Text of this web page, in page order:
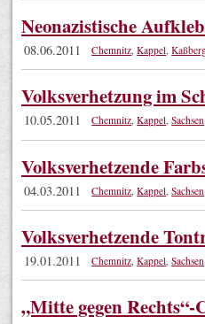
Neonazistische
08.06.2011 Chemnitz,Kappel,
Volksverhetzung im
10.05.2011 Chemnitz,Kappel,Sachsen
Volksverhetzende
04.03.2011 Chemnitz ,Kappel ,Sachsen
Volksverhetzende
19.01.2011 Chemnitz ,Kappel ,Sachsen
„Mitte gegen